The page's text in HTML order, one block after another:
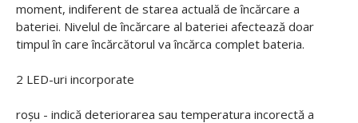
moment, indiferent de starea actuală de încărcare a
bateriei. Nivelul de încărcare al bateriei afectează doar
timpul în care încărcătorul va încărca complet bateria.
2 LED-uri incorporate
roșu - indică deteriorarea sau temperatura incorectă a